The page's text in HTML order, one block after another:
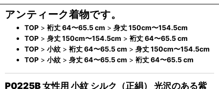
アンティーク着物です。
TOP > 裄丈 64〜65.5 cm > 身丈 150cm〜154.5cm
TOP > 身丈 150cm〜154.5cm > 裄丈 64〜65.5 cm
TOP > 小紋 > 裄丈 64〜65.5 cm > 身丈 150cm〜154.5cm
TOP > 小紋 > 身丈 64〜65.5 cm > 裄丈 64〜65.5 cm
P0225B 女性用 小紋 シルク（正絹） 光沢のある紫